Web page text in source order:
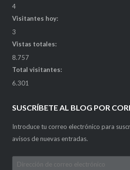
4
Visitantes hoy:
3
Vistas totales:
8.757
Total visitantes:
6.301
SUSCRÍBETE AL BLOG POR
Introduce tu correo electrónico para
avisos de nuevas entradas.
Dirección